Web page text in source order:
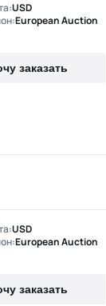
USD
European Auction
заказать
USD
European Auction
заказать